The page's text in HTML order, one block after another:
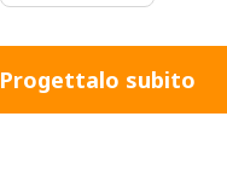
Progettalo subito